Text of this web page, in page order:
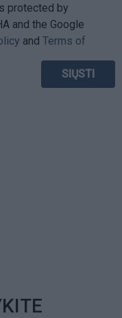
protected by
and the Google
and Terms of